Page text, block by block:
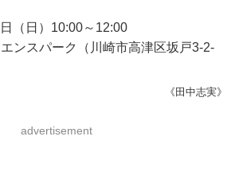
（日）10:00～12:00
ンスパーク（川崎市高津区坂戸3-2-
《田中志実》
advertisement